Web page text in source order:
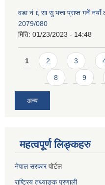
वडा नं ६ सा.सु भत्ता प्राप्त गर्ने नयाँ
2079/080
मिति: 01/23/2023 - 14:48
Pages
1 2 3
8 9
अन्य
महत्वपूर्ण लिङ्कहरु
नेपाल सरकारपोर्टल
राष्ट्रिय तथ्याङ्क प्रणाली